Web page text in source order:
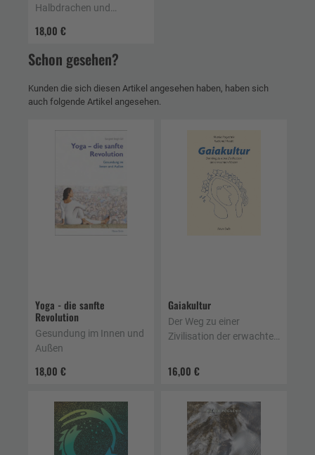
18,00 €
Halbdrachen und
Schon gesehen?
Kunden die sich diesen Artikel angesehen haben, haben sich
auch folgende Artikel angesehen.
Yoga - die sanfte
Revolution
18,00 €
Gesundung im Innen und
Außen
Gaiakultur
16,00 €
Der Weg zu einer
Zivilisation der erwachten